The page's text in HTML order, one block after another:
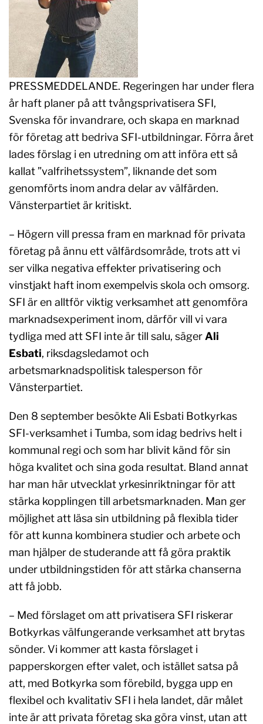
PRESSMEDDELANDE. Regeringen har under flera
år haft planer på att tvångsprivatisera SFI,
Svenska för invandrare, och skapa en marknad
för företag att bedriva SFI-utbildningar. Förra året
lades förslag i en utredning om att införa ett så
kallat ”valfrihetssystem”, liknande det som
genomförts inom andra delar av välfärden.
Vänsterpartiet är kritiskt.
– Högern vill pressa fram en marknad för privata
företag på ännu ett välfärdsområde, trots att vi
ser vilka negativa effekter privatisering och
vinstjakt haft inom exempelvis skola och omsorg.
SFI är en alltför viktig verksamhet att genomföra
marknadsexperiment inom, därför vill vi vara
tydliga med att SFI inte är till salu, säger Ali
Esbati, riksdagsledamot och
arbetsmarknadspolitisk talesperson för
Vänsterpartiet.
Den 8 september besökte Ali Esbati Botkyrkas
SFI-verksamhet i Tumba, som idag bedrivs helt i
kommunal regi och som har blivit känd för sin
höga kvalitet och sina goda resultat. Bland annat
har man här utvecklat yrkesinriktningar för att
stärka kopplingen till arbetsmarknaden. Man ger
möjlighet att läsa sin utbildning på flexibla tider
för att kunna kombinera studier och arbete och
man hjälper de studerande att få göra praktik
under utbildningstiden för att stärka chanserna
att få jobb.
– Med förslaget om att privatisera SFI riskerar
Botkyrkas välfungerande verksamhet att brytas
sönder. Vi kommer att kasta förslaget i
papperskorgen efter valet, och istället satsa på
att, med Botkyrka som förebild, bygga upp en
flexibel och kvalitativ SFI i hela landet, där målet
inte är att privata företag ska göra vinst, utan att